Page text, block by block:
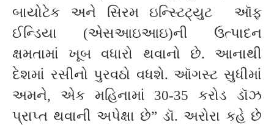
બાયોટેક અને સિરમ ઇન્સ્ટિટ્યુટ ઑફ
ઈન્ડિયા (એસઆઇઆઇ)ની ઉત્પાદન
ક્ષમતામાં ખૂબ વધારો થવાનો છે. આનાથી
દેશમાં રસીનો પુરવઠો વધશે. ઑગસ્ટ સુધીમાં
અમને, એક મહિનામાં 30-35 કરોડ ડૉઝ
પ્રાપ્ત થવાની અપેક્ષા છે” ડૉ. અરોરા કહે છે